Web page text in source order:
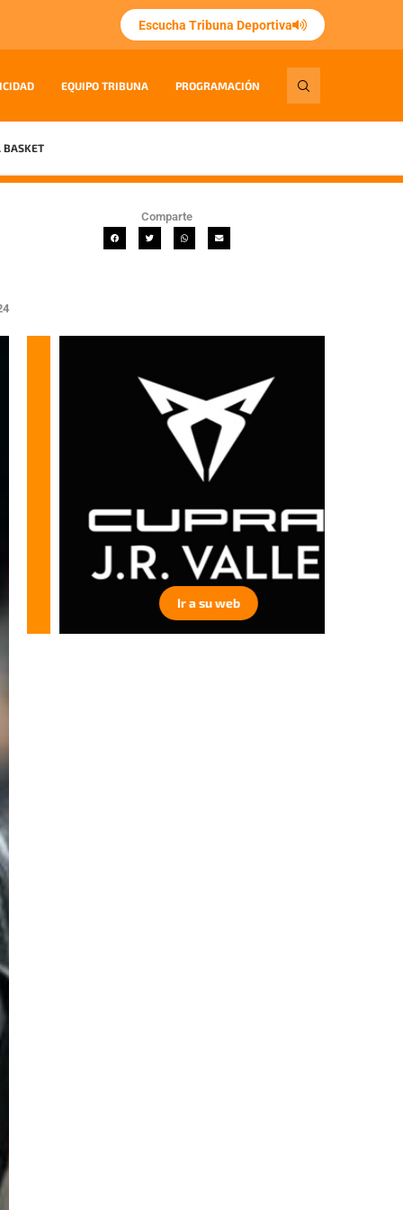
Escucha Tribuna Deportiva
EQUIPO TRIBUNA PROGRAMACIÓN
BASKET
Comparte
Ir a su web